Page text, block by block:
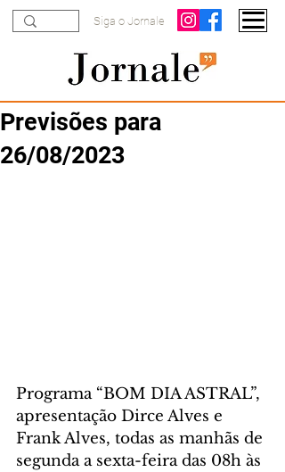
Siga o Jornale
Previsões para
26/08/2023
Programa “BOM DIA ASTRAL”,
apresentação Dirce Alves e
Frank Alves, todas as manhãs de
segunda a sexta-feira das 08h às